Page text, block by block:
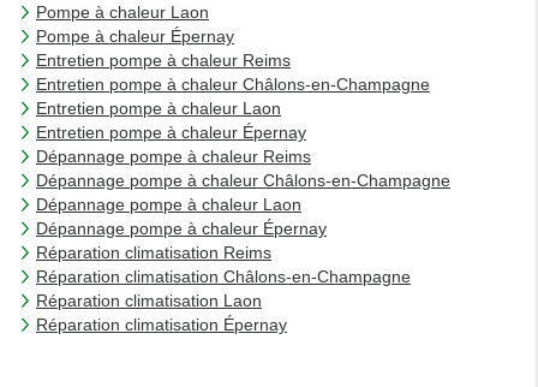
Pompe à chaleur Laon
Pompe à chaleur Épernay
Entretien pompe à chaleur Reims
Entretien pompe à chaleur Châlons-en-Champagne
Entretien pompe à chaleur Laon
Entretien pompe à chaleur Épernay
Dépannage pompe à chaleur Reims
Dépannage pompe à chaleur Châlons-en-Champagne
Dépannage pompe à chaleur Laon
Dépannage pompe à chaleur Épernay
Réparation climatisation Reims
Réparation climatisation Châlons-en-Champagne
Réparation climatisation Laon
Réparation climatisation Épernay